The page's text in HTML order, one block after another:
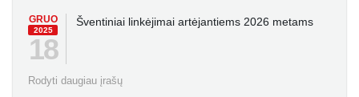
GRUO
2025
18
Šventiniai linkėjimai artėjantiems 2026 metams
Rodyti daugiau įrašų